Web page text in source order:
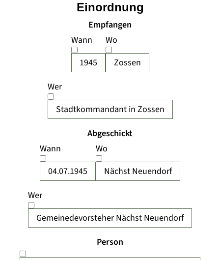
Empfangen
Wann
1945
Wo
Zossen
Wer
Stadtkommandant in Zossen
Abgeschickt
Wann
04.07.1945
Wo
Nächst Neuendorf
Wer
Gemeinedevorsteher Nächst Neuendorf
Person
Einordnung